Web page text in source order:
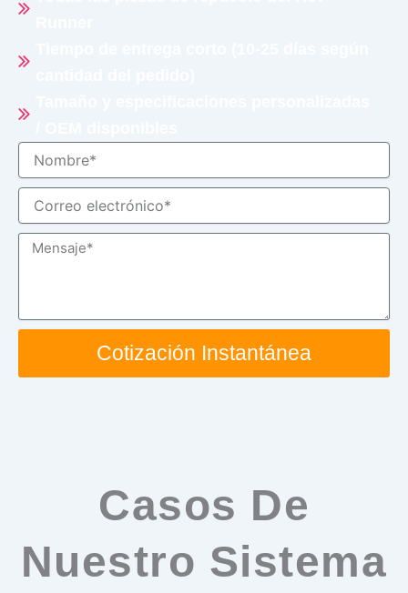
Nombre
Correo
electrónico
Mensaje
Cotización Instantánea
Casos De
Nuestro Sistema